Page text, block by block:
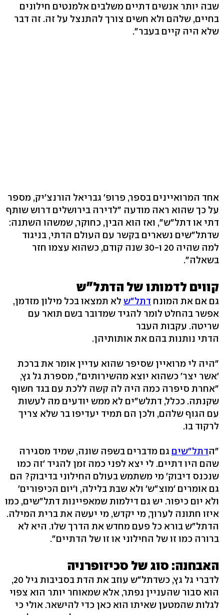
שבה יותר אנשים דתיים משלבים אלמנטים חילונים
בחיים, שלהם ולא חשים צורך להתנצל על זה. זה דבר
שלא היה קיים בעבר".
אחד המרואיינים בספר, פרופ' גבריאל הורנצ'יק, מספר
על כך שהוא ראה מודעה "לדירה בירושלים דרוש שותף
דתי או דתל"ש", ואז הוא הבין, כחוקר, שמשהו השתנה:
שדתל"שים נשארים בקשר עם העולם הדתי, בניגוד
למה שהיה 20 ו-30 שנה קודם, כשהוא עצמו חזר
בשאלה".
קווים לדמותו של הדתל"ש
גם אם את המונח דתל"ש לא תמצאו בכל מילון מזדמן,
אפשר בהחלט לומר להגיד שמדובר בשם תואר עם
שריטה. עקבות העבר
הדתי נותנות בהם את אותותיהן.
"היה לי מרואיין שסיפר שהוא עדיין אומר את ברכת
'אשר יצר' כשהוא יוצא מהשירותים", מספרת גל גץ,
"אחרת סיפרה כמה היה לה קשה ללכת עם בגד חשוף
שקנתה. ככלל, דתלש"ים לא ממש יודעים מה לעשות
עם הגוף שלהם, ולכן הם תמיד יעדיפו בר שלא צריך
לרקוד בו.
"הדתל"שים גם מדברים בשפה שונה, שמיד מסגירה
שהם היו דתיים. לי יצא לפני כמה זמן להגיד 'זה כמו
שנכנס דיבוק' מי משתמש בעולם החילוני בדיבוק? הם
גם אומרים 'מוצ"ש' ולא שבת בלילה, ו'יום הכיפורים'
ולא יום כיפור. יש גם דילמות שמאפיינות דתל"שים, כמו
איזו חתונה לערוך, מי יקדש, מי יעשה את ברית המילה.
הדתל"ש בורא כל פעם מחדש את הדרך שלו. היא לא
ברורה כמו זו של החילוני או זו של הדתיים".
האבחנה: סוג של סכיזופרניה
לדברי גל גץ, כשדתל"ש עוזב את הדת בסביבות גיל 20,
הוא סבור שהעניין נפתר, אלא שמאוחר יותר הוא צפוי
לגלות שהמטען שאיתו הוא כאן כדי להישאר. אולי כי